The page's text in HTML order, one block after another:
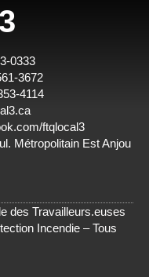
0333
3672
4114
ftqlocal3
Métropolitain Est Anjou
des Travailleurs.euses
Incendie – Tous